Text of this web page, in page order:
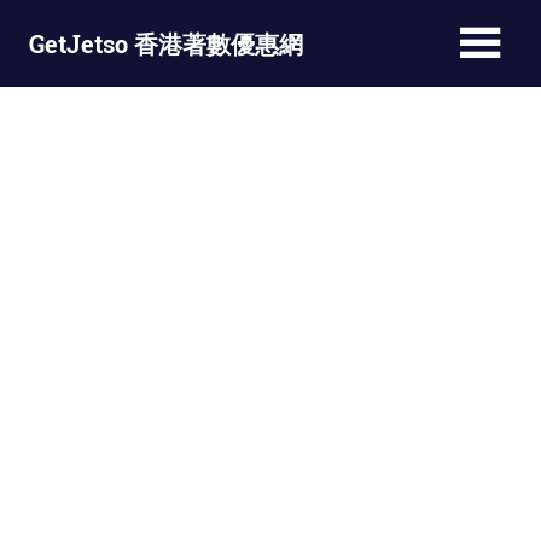
GetJetso 香港著數優惠網